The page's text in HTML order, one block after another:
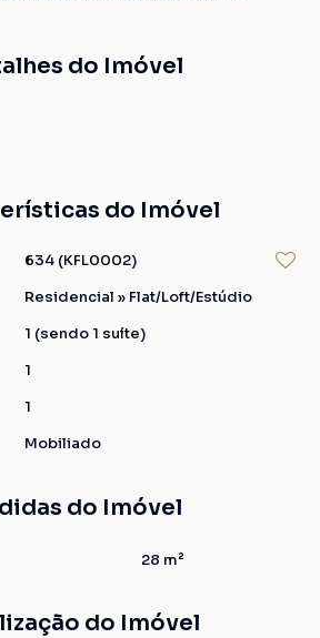
do Imóvel
do Imóvel
634 (KFL0002)
Residencial » Flat/Loft/Estúdio
1 (sendo 1 suíte)
1
1
Mobiliado
do Imóvel
28 m²
do Imóvel